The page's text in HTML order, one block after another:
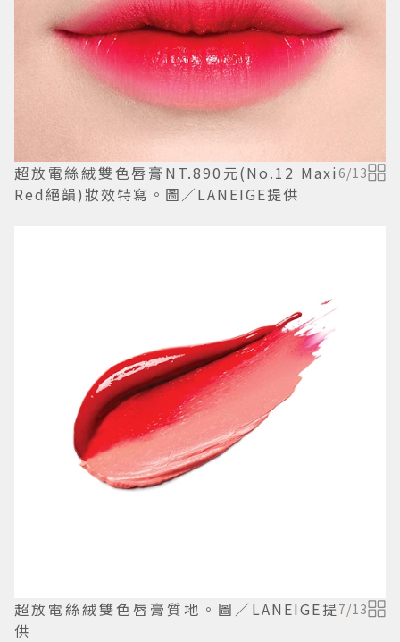
超放電絲絨雙色唇膏NT.890元(No.12 Maxi
Red絕韻)妝效特寫。圖／LANEIGE提供
6/13
超放電絲絨雙色唇膏質地。圖／LANEIGE提
供
7/13